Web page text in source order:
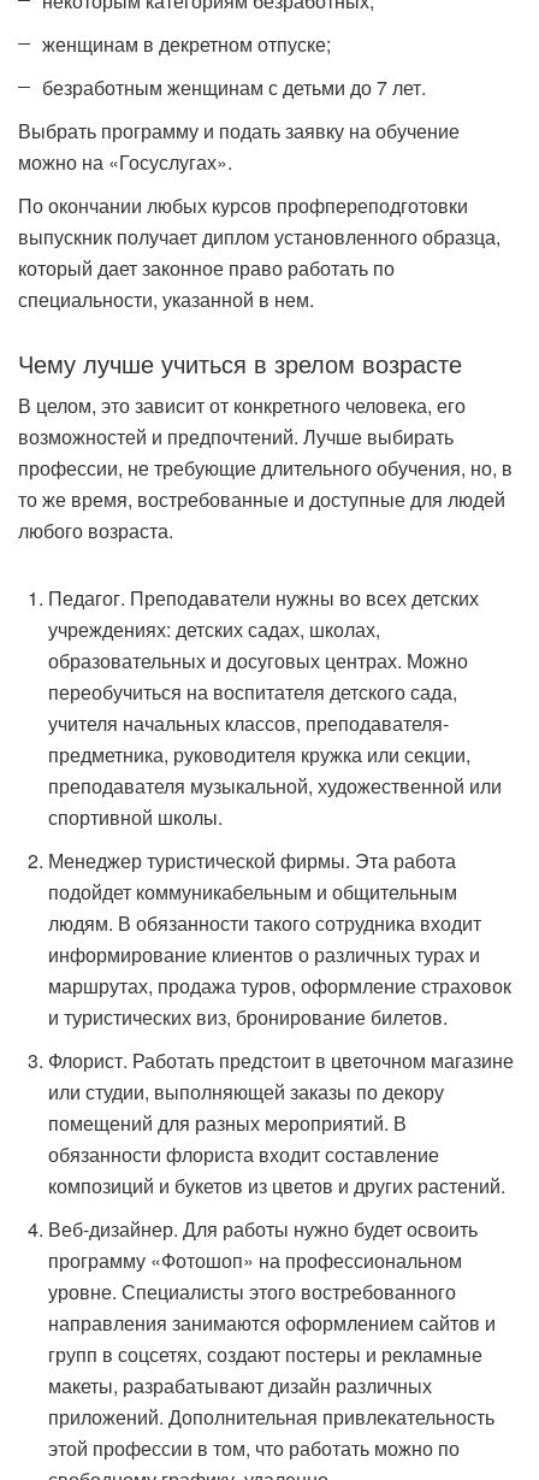
женщинам в декретном отпуске;
безработным женщинам с детьми до 7 лет.
Выбрать программу и подать заявку на обучение
можно на «Госуслугах».
По окончании любых курсов профпереподготовки
выпускник получает диплом установленного образца,
который дает законное право работать по
специальности, указанной в нем.
Чему лучше учиться в зрелом возрасте
В целом, это зависит от конкретного человека, его
возможностей и предпочтений. Лучше выбирать
профессии, не требующие длительного обучения, но, в
то же время, востребованные и доступные для людей
любого возраста.
Педагог. Преподаватели нужны во всех детских
учреждениях: детских садах, школах,
образовательных и досуговых центрах. Можно
переобучиться на воспитателя детского сада,
учителя начальных классов, преподавателя-
предметника, руководителя кружка или секции,
преподавателя музыкальной, художественной или
спортивной школы.
Менеджер туристической фирмы. Эта работа
подойдет коммуникабельным и общительным
людям. В обязанности такого сотрудника входит
информирование клиентов о различных турах и
маршрутах, продажа туров, оформление страховок
и туристических виз, бронирование билетов.
Флорист. Работать предстоит в цветочном магазине
или студии, выполняющей заказы по декору
помещений для разных мероприятий. В
обязанности флориста входит составление
композиций и букетов из цветов и других растений.
Веб-дизайнер. Для работы нужно будет освоить
программу «Фотошоп» на профессиональном
уровне. Специалисты этого востребованного
направления занимаются оформлением сайтов и
групп в соцсетях, создают постеры и рекламные
макеты, разрабатывают дизайн различных
приложений. Дополнительная привлекательность
этой профессии в том, что работать можно по